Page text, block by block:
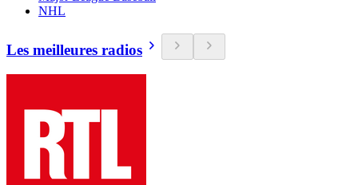
NHL
Les meilleures radios